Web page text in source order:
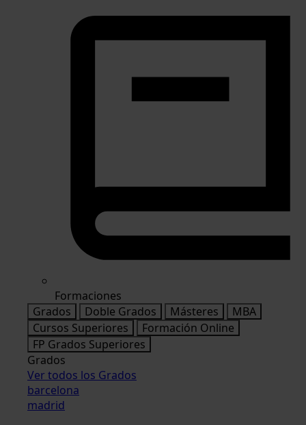
Formaciones
Grados
Doble Grados Másteres
MBA
Cursos Superiores
Formación Online
FP Grados Superiores
Grados
Ver todos los Grados
barcelona
madrid